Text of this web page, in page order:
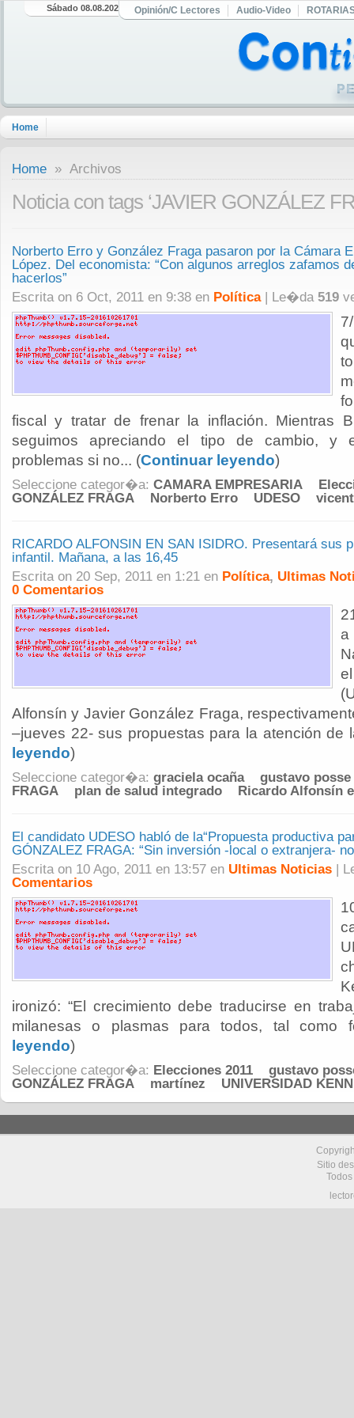
Sábado 08.08.2026 Opinión/C Lectores Audio-Video
Home
Home » Archivos
Noticia con tags ‘JAVIER GONZÁLEZ
Norberto Erro y González Fraga pasaron por la Cámara
López. Del economista: “Con algunos arreglos zafamos
hacerlos”
Escrita on 6 Oct, 2011 en 9:38 en Política| Le�da 519
fiscal y tratar de frenar la inflación. Mientras
seguimos apreciando el tipo de cambio, y
problemas si no... (Continuar leyendo)
Seleccione categor�a: CAMARA EMPRESARIA
GONZÁLEZ FRAGA
Norberto Erro UDESO
RICARDO ALFONSIN EN SAN ISIDRO. Presentará sus
infantil. Mañana, a las 16,45
Escrita on 20 Sep, 2011 en 1:21 en Política, Ultimas
0 Comentarios
a
Alfonsín y Javier González Fraga,
–jueves 22- sus propuestas para la atención de
leyendo)
Seleccione categor�a: graciela ocaña
gustavo posse
FRAGA
plan de salud integrado Ricardo Alfonsín
El candidato UDESO habló de la“Propuesta productiva
GÓNZALEZ FRAGA: “Sin inversión -local o extranjera-
Escrita on 10 Ago, 2011 en 13:57 en Ultimas Noticias |
Comentarios
ironizó: “El crecimiento debe traducirse en
milanesas o plasmas para todos, tal como
leyendo)
Seleccione categor�a: Elecciones 2011
gustavo
GONZÁLEZ FRAGA
martínez UNIVERSIDAD
Sitio